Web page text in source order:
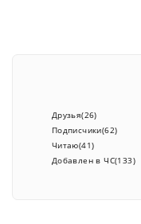
Друзья(26)
Подписчики(62)
Читаю(41)
Добавлен в ЧС(133)